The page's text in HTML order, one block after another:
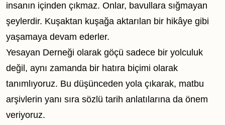
insanın içinden çıkmaz. Onlar, bavullara sığmayan
şeylerdir. Kuşaktan kuşağa aktarılan bir hikâye gibi
yaşamaya devam ederler.
Yesayan Derneği olarak göçü sadece bir yolculuk
değil, aynı zamanda bir hatıra biçimi olarak
tanımlıyoruz. Bu düşünceden yola çıkarak, matbu
arşivlerin yanı sıra sözlü tarih anlatılarına da önem
veriyoruz.